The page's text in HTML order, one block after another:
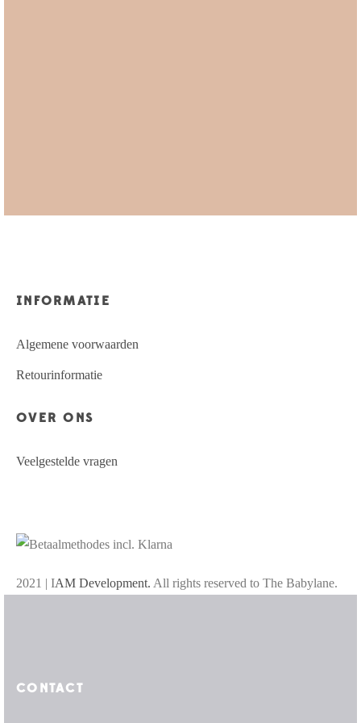
INFORMATIE
Algemene voorwaarden
Retourinformatie
OVER ONS
Veelgestelde vragen
2021 | IAM Development. All rights reserved to The Babylane.
CONTACT